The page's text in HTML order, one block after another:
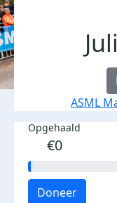
ASML
Opgehaald
€0
Doneer